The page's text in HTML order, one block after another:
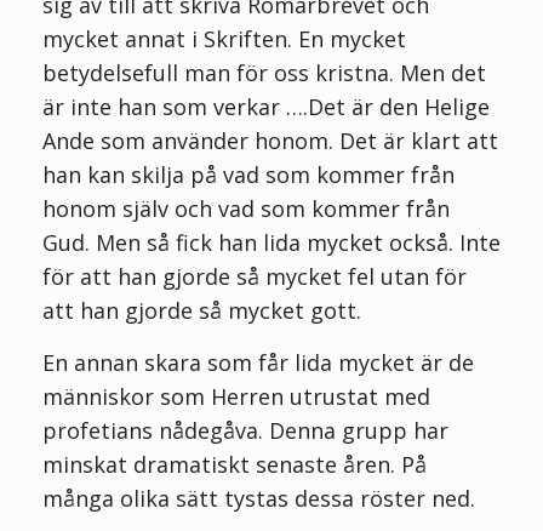
mycket annat i Skriften. En mycket
betydelsefull man för oss kristna. Men det
är inte han som verkar ….Det är den Helige
Ande som använder honom. Det är klart att
han kan skilja på vad som kommer från
honom själv och vad som kommer från
Gud. Men så fick han lida mycket också. Inte
för att han gjorde så mycket fel utan för
att han gjorde så mycket gott.
En annan skara som får lida mycket är de
människor som Herren utrustat med
profetians nådegåva. Denna grupp har
minskat dramatiskt senaste åren. På
många olika sätt tystas dessa röster ned.